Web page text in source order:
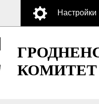
Настройки
КОМИТЕТ